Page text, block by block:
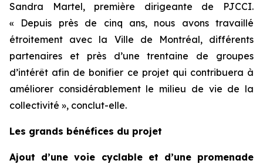
Sandra Martel, première dirigeante de PJCCI.
« Depuis près de cinq ans, nous avons travaillé
étroitement avec la Ville de Montréal, différents
partenaires et près d’une trentaine de groupes
d’intérêt afin de bonifier ce projet qui contribuera à
améliorer considérablement le milieu de vie de la
collectivité », conclut-elle.
Les grands bénéfices du projet
Ajout d’une voie cyclable et d’une promenade